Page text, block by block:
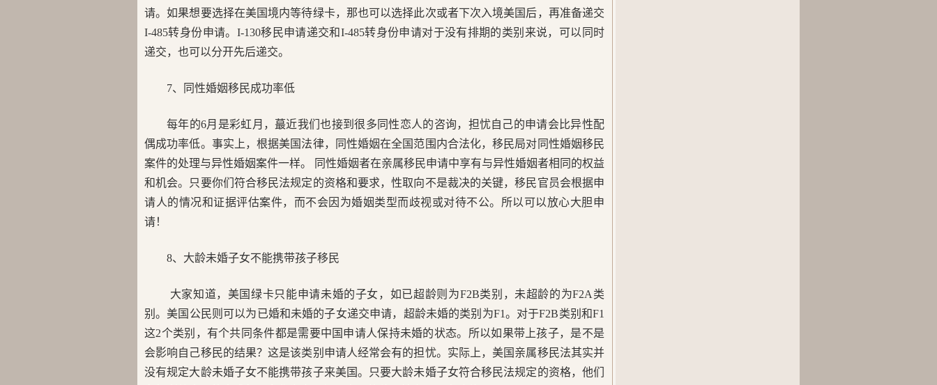
请。如果想要选择在美国境内等待绿卡，那也可以选择此次或者下次入境美国后，再准备递交
I-485转身份申请。I-130移民申请递交和I-485转身份申请对于没有排期的类别来说，可以同时
递交，也可以分开先后递交。
7、同性婚姻移民成功率低
每年的6月是彩虹月，蕞近我们也接到很多同性恋人的咨询，担忧自己的申请会比异性配
偶成功率低。事实上，根据美国法律，同性婚姻在全国范围内合法化，移民局对同性婚姻移民
案件的处理与异性婚姻案件一样。 同性婚姻者在亲属移民申请中享有与异性婚姻者相同的权益
和机会。只要你们符合移民法规定的资格和要求，性取向不是裁决的关键，移民官员会根据申
请人的情况和证据评估案件，而不会因为婚姻类型而歧视或对待不公。所以可以放心大胆申
请！
8、大龄未婚子女不能携带孩子移民
大家知道，美国绿卡只能申请未婚的子女，如已超龄则为F2B类别，未超龄的为F2A类
别。美国公民则可以为已婚和未婚的子女递交申请，超龄未婚的类别为F1。对于F2B类别和F1
这2个类别，有个共同条件都是需要中国申请人保持未婚的状态。所以如果带上孩子，是不是
会影响自己移民的结果？这是该类别申请人经常会有的担忧。实际上，美国亲属移民法其实并
没有规定大龄未婚子女不能携带孩子来美国。只要大龄未婚子女符合移民法规定的资格，他们